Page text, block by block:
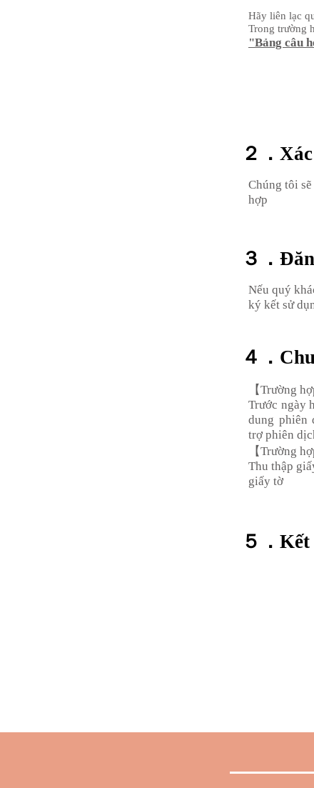
Hãy liên lạc
​Trong trường
"Bảng câu
２．
Chúng tôi
hợp
３．
Nếu quý
ký kết sử
４．
【Trường
Trước ngày
dung phiên
trợ phiên
【Trường
​Thu thập
giấy tờ
５．